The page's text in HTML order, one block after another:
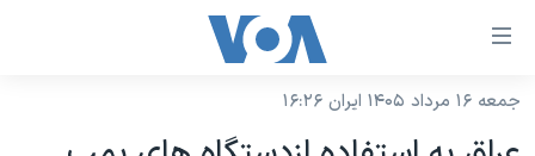
لینکهای
دسترسی
جهش
جمعه ۱۶ مرداد ۱۴۰۵ ایران ۱۶:۲۶